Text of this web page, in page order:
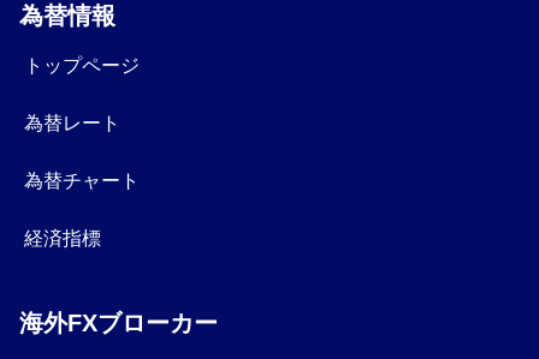
為替情報
トップページ
為替レート
為替チャート
経済指標
海外FXブローカー